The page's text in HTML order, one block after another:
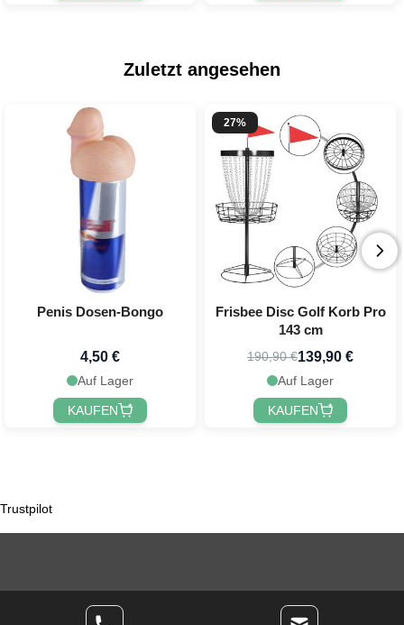
Zuletzt angesehen
Penis Dosen-Bongo
4,50 €
Auf Lager
KAUFEN
27%
Frisbee Disc Golf Korb Pro
143 cm
190,90 €139,90 €
Auf Lager
KAUFEN
Trustpilot